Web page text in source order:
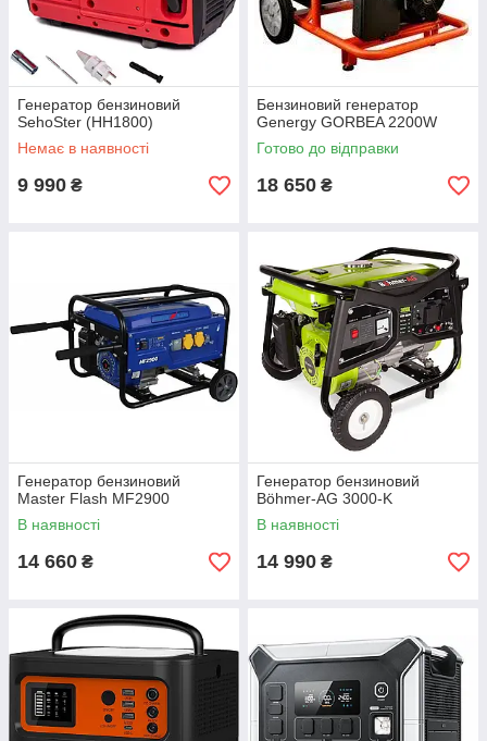
Генератор бензиновий
SehoSter (HH1800)
Немає в наявності
9 990 ₴
Бензиновий генератор
Genergy GORBEA 2200W
Готово до відправки
18 650 ₴
Генератор бензиновий
Master Flash MF2900
В наявності
14 660 ₴
Генератор бензиновий
Böhmer-AG 3000-K
В наявності
14 990 ₴